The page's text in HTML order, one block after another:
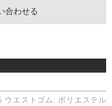
合わせる
エストゴム: ポリエステル